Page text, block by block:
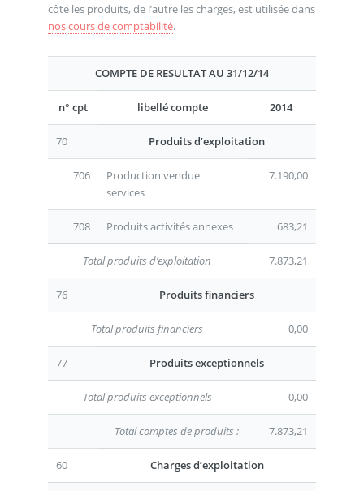
côté les produits, de l’autre les charges, est utilisée dans
nos cours de comptabilité.
COMPTE DE RESULTAT AU 31/12/14
n° cpt libellé compte 2014
70 Produits d’exploitation
706
Production vendue
services
7.190,00
708 Produits activités annexes 683,21
Total produits d’exploitation 7.873,21
76 Produits financiers
Total produits financiers 0,00
77 Produits exceptionnels
Total produits exceptionnels 0,00
Total comptes de produits : 7.873,21
60 Charges d’exploitation